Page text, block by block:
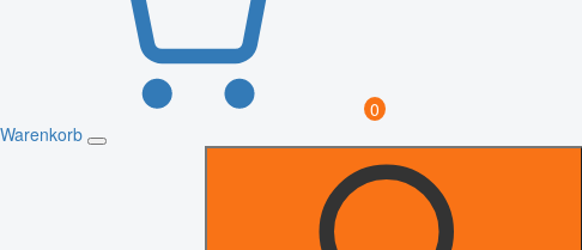
0
Warenkorb